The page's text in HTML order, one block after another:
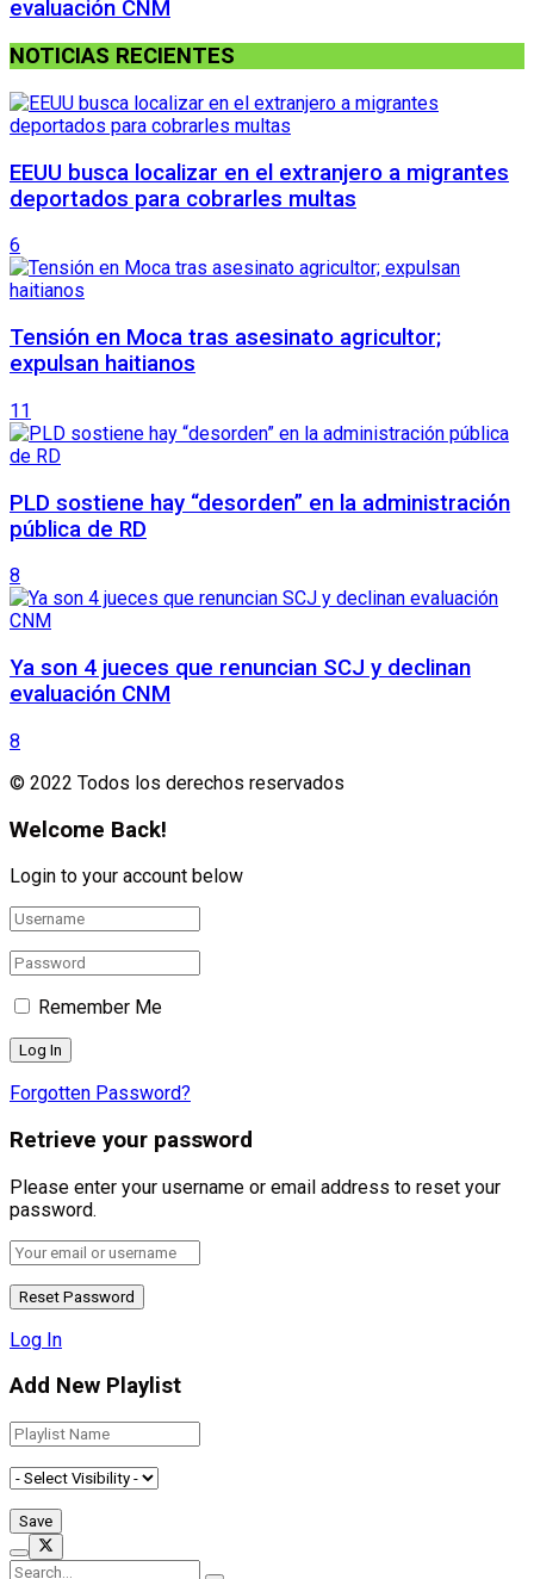
evaluación CNM
NOTICIAS RECIENTES
EEUU busca localizar en el extranjero a migrantes
deportados para cobrarles multas
6
Tensión en Moca tras asesinato agricultor;
expulsan haitianos
11
PLD sostiene hay “desorden” en la administración
pública de RD
8
Ya son 4 jueces que renuncian SCJ y declinan
evaluación CNM
8
© 2022 Todos los derechos reservados
Welcome Back!
Login to your account below
Remember Me
Forgotten Password?
Retrieve your password
Please enter your username or email address to reset your
password.
Log In
Add New Playlist